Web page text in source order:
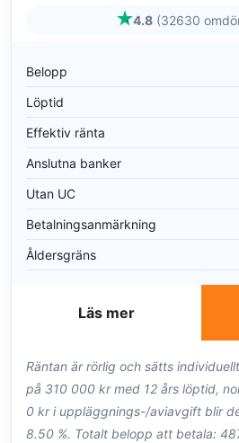
4.8 (32630
Belopp
Löptid
Effektiv ränta
Anslutna banker
Utan UC
Betalningsanmärkning
Åldersgräns
Läs mer
Räntan är rörlig och sätts
på 310 000 kr med 12 års löptid,
0 kr i uppläggnings-/aviavgift blir
8.50 %. Totalt belopp att betala: